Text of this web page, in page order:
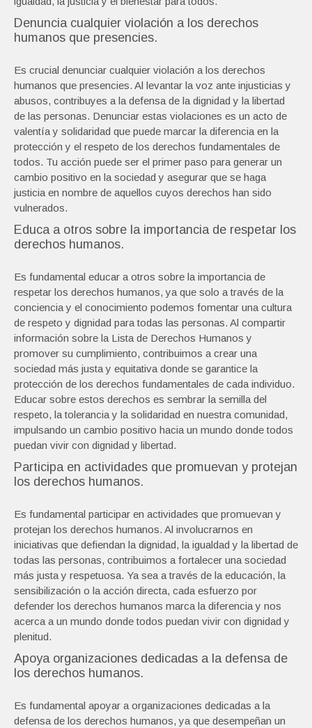
Denuncia cualquier violación a los derechos
humanos que presencies.
Es crucial denunciar cualquier violación a los derechos
humanos que presencies. Al levantar la voz ante injusticias y
abusos, contribuyes a la defensa de la dignidad y la libertad
de las personas. Denunciar estas violaciones es un acto de
valentía y solidaridad que puede marcar la diferencia en la
protección y el respeto de los derechos fundamentales de
todos. Tu acción puede ser el primer paso para generar un
cambio positivo en la sociedad y asegurar que se haga
justicia en nombre de aquellos cuyos derechos han sido
vulnerados.
Educa a otros sobre la importancia de respetar los
derechos humanos.
Es fundamental educar a otros sobre la importancia de
respetar los derechos humanos, ya que solo a través de la
conciencia y el conocimiento podemos fomentar una cultura
de respeto y dignidad para todas las personas. Al compartir
información sobre la Lista de Derechos Humanos y
promover su cumplimiento, contribuimos a crear una
sociedad más justa y equitativa donde se garantice la
protección de los derechos fundamentales de cada individuo.
Educar sobre estos derechos es sembrar la semilla del
respeto, la tolerancia y la solidaridad en nuestra comunidad,
impulsando un cambio positivo hacia un mundo donde todos
puedan vivir con dignidad y libertad.
Participa en actividades que promuevan y protejan
los derechos humanos.
Es fundamental participar en actividades que promuevan y
protejan los derechos humanos. Al involucrarnos en
iniciativas que defiendan la dignidad, la igualdad y la libertad de
todas las personas, contribuimos a fortalecer una sociedad
más justa y respetuosa. Ya sea a través de la educación, la
sensibilización o la acción directa, cada esfuerzo por
defender los derechos humanos marca la diferencia y nos
acerca a un mundo donde todos puedan vivir con dignidad y
plenitud.
Apoya organizaciones dedicadas a la defensa de
los derechos humanos.
Es fundamental apoyar a organizaciones dedicadas a la
defensa de los derechos humanos, ya que desempeñan un